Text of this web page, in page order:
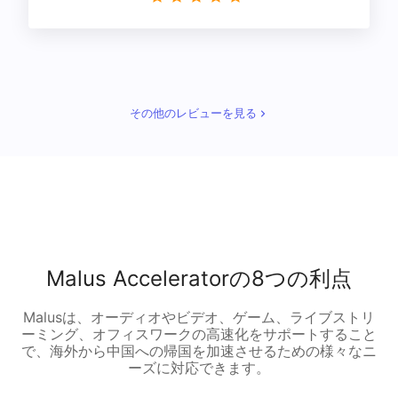
その他のレビューを見る
Malus Acceleratorの8つの利点
Malusは、オーディオやビデオ、ゲーム、ライブストリ
ーミング、オフィスワークの高速化をサポートすること
で、海外から中国への帰国を加速させるための様々なニ
ーズに対応できます。